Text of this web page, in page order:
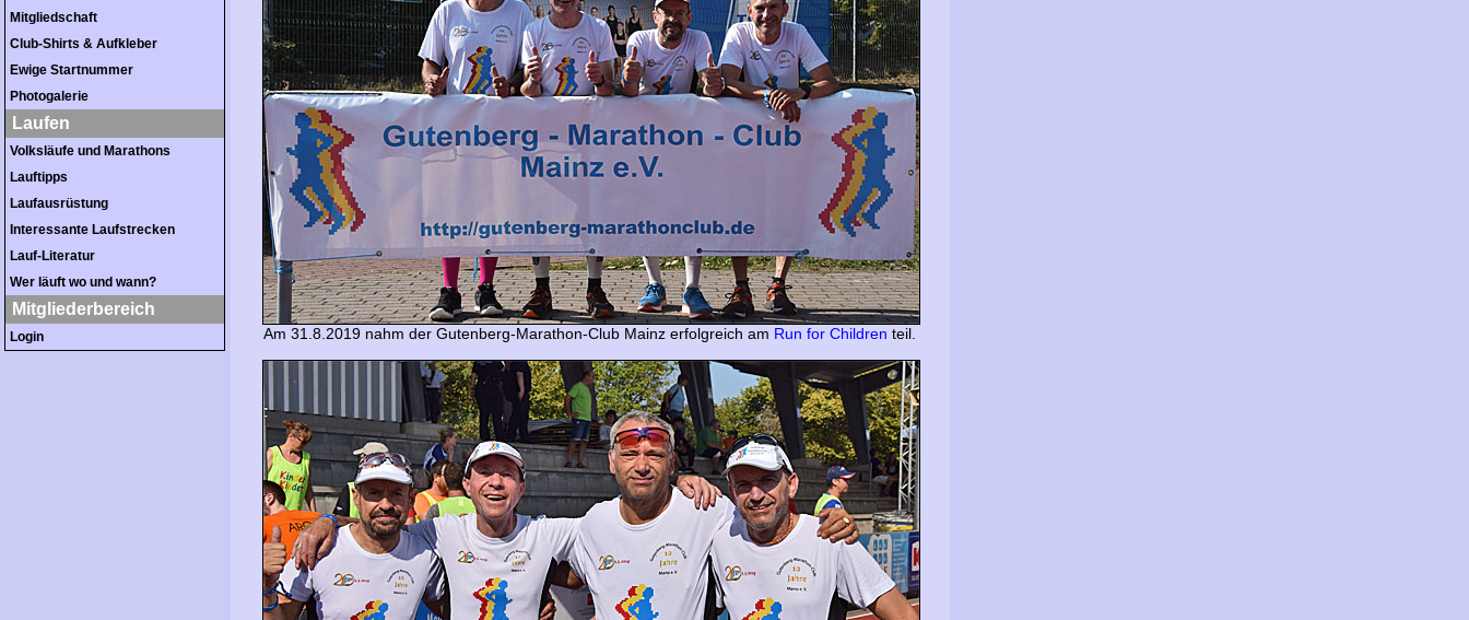
Mitgliedschaft
Club-Shirts & Aufkleber
Ewige Startnummer
Photogalerie
Laufen
Volksläufe und Marathons
Lauftipps
Laufausrüstung
Interessante Laufstrecken
Lauf-Literatur
Wer läuft wo und wann?
Mitgliederbereich
Login Am 31.8.2019 nahm der Gutenberg-Marathon-Club Mainz erfolgreich am Run for Children teil.